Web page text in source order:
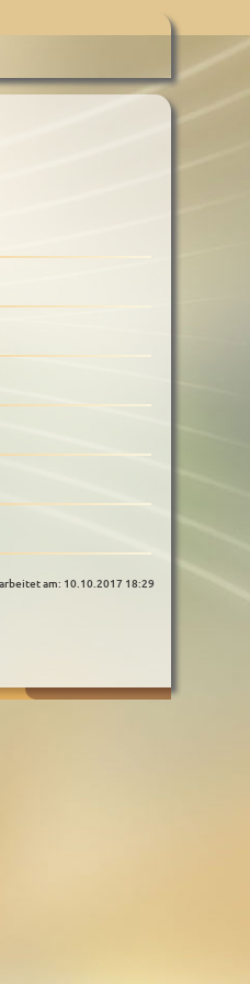
am: 10.10.2017 18:29